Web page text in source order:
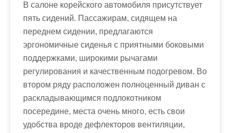
В салоне корейского автомобиля присутствует
пять сидений. Пассажирам, сидящем на
переднем сидении, предлагаются
эргономичные сиденья с приятными боковыми
поддержками, широкими рычагами
регулирования и качественным подогревом. Во
втором ряду расположен полноценный диван с
раскладывающимся подлокотником
посередине, места очень много, есть свои
удобства вроде дефлекторов вентиляции,